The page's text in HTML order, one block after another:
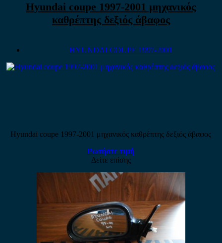
Hyundai coupe 1997-2001 μηχανικός
καθρέπτης δεξιός άβαφος
HYUNDAI COUPE 1997-2001
Hyundai coupe 1997-2001 μηχανικός καθρέπτης δεξιός άβαφος
Ρωτήστε τιμή
Δείτε επίσης